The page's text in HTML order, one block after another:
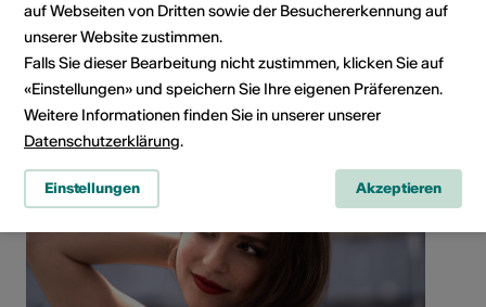
Route planen
ÖV Fahrplan
auf Webseiten von Dritten sowie der Besuchererkennung auf
unserer Website zustimmen.
Falls Sie dieser Bearbeitung nicht zustimmen, klicken Sie auf
«Einstellungen» und speichern Sie Ihre eigenen Präferenzen.
Weitere Informationen finden Sie in unserer unserer
Datenschutzerklärung.
Einstellungen Akzeptieren